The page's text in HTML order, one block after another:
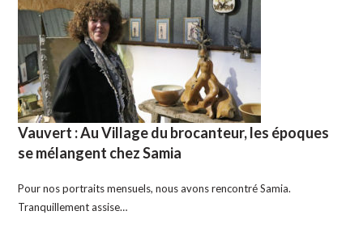
Vauvert : Au Village du brocanteur, les époques
se mélangent chez Samia
Pour nos portraits mensuels, nous avons rencontré Samia.
Tranquillement assise…